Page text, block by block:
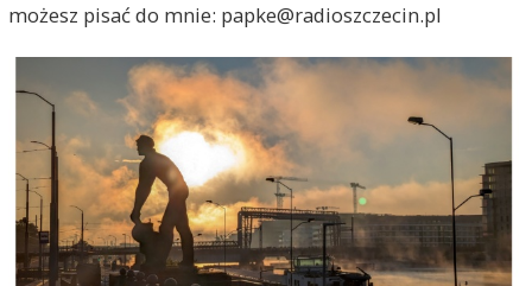
możesz pisać do mnie: papke@radioszczecin.pl